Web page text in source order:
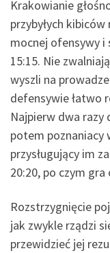
Krakowianie
przybyłych
mocnej ofensywy i
15:15. Nie
wyszli na
defensywie łatwo
Najpierw dwa razy
potem
przysługujący im
20:20, po czym gra
Rozstrzygnięcie
jak zwykle rządzi
przewidzieć jej